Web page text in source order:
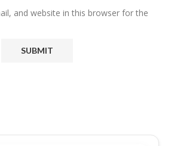
and website in this browser for the